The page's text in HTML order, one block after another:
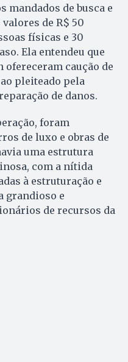
mandados de busca e
de R$ 50
físicas e 30
Ela entendeu que
caução de
pleiteado pela
de danos.
foram
de luxo e obras de
uma estrutura
com a nítida
à estruturação e
grandioso e
de recursos da